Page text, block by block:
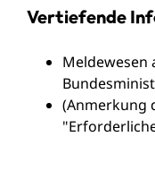
Vertiefende
Meldewesen
(Anmerkung